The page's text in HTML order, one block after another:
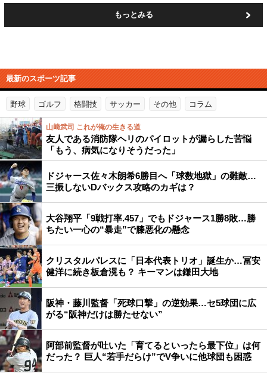
もっとみる
最新のスポーツ記事
野球 ゴルフ 格闘技 サッカー その他 コラム
山﨑武司 これが俺の生きる道
友人である消防隊ヘリのパイロットが漏らした苦悩
「もう、病気になりそうだった」
ドジャース佐々木朗希6勝目へ「球数地獄」の難敵…
三振しないDバックス攻略のカギは？
大谷翔平「9戦打率.457」でもドジャース1勝8敗…勝
ちたい一心の“暴走”で膝悪化の懸念
クリスタルパレスに「日本代表トリオ」誕生か…冨安
健洋に続き板倉滉も？ キーマンは鎌田大地
阪神・藤川監督「死球口撃」の逆効果…セ5球団に広
がる“阪神だけは勝たせない”
阿部前監督が吐いた「育てるといったら最下位」は何
だった？ 巨人“若手だらけ”でV争いに他球団も困惑